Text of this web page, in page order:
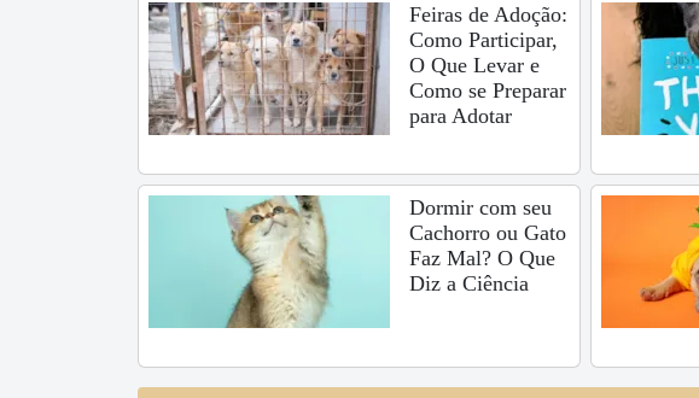
Feiras de Adoção:
Como Participar,
O Que Levar e
Como se Preparar
para Adotar
Dormir com seu
Cachorro ou Gato
Faz Mal? O Que
Diz a Ciência